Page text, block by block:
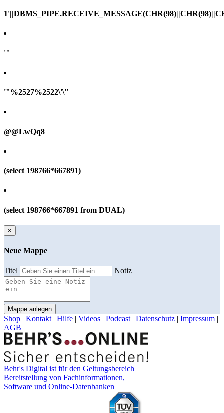
'"
'"%2527%2522\'\"
@@LwQq8
(select 198766*667891)
(select 198766*667891 from DUAL)
×
Neue Mappe
Titel Notiz
Mappe anlegen
Shop | Kontakt | Hilfe | Videos | Podcast | Datenschutz | Impressum |
AGB |
Behr's Digital ist für den Geltungsbereich
Bereitstellung von Fachinformationen,
Software und Online-Datenbanken